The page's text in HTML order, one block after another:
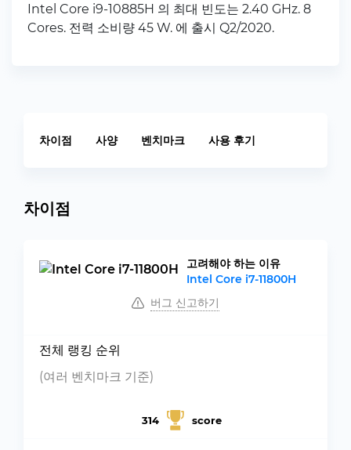
Intel Core i9-10885H 의 최대 빈도는 2.40 GHz. 8
Cores. 전력 소비량 45 W. 에 출시 Q2/2020.
차이점 사양 벤치마크 사용 후기
차이점
고려해야 하는 이유
Intel Core i7-11800H
버그 신고하기
전체 랭킹 순위
(여러 벤치마크 기준)
314 score